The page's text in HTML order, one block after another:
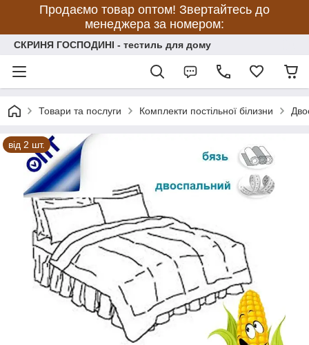
Продаємо товар оптом! Звертайтесь до
менеджера за номером:
СКРИНЯ ГОСПОДИНІ - тестиль для дому
Товари та послуги Комплекти постільної білизни
від 2 шт.